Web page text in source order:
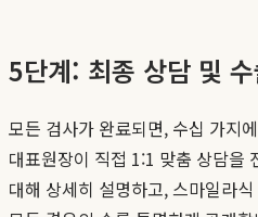
5단계: 최종 상담 및
모든 검사가 완료되면, 수십 가지
대표원장이 직접 1:1 맞춤 상담을
대해 상세히 설명하고, 스마일라